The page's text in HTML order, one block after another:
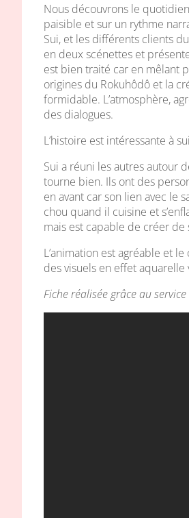
Nous découvrons le
paisible et sur un rythme
Sui, et les différents clients
en deux scénettes et
est bien traité car en mêlant
origines du Rokuhôdô et la
formidable. L’atmosphère,
des dialogues.
L’histoire est intéressante à
Sui a réuni les autres autour
tourne bien. Ils ont des
en avant car son lien avec le
chou quand il cuisine et
mais est capable de créer
L’animation est agréable et
des visuels en effet aquarelle
Fiche réalisée grâce au